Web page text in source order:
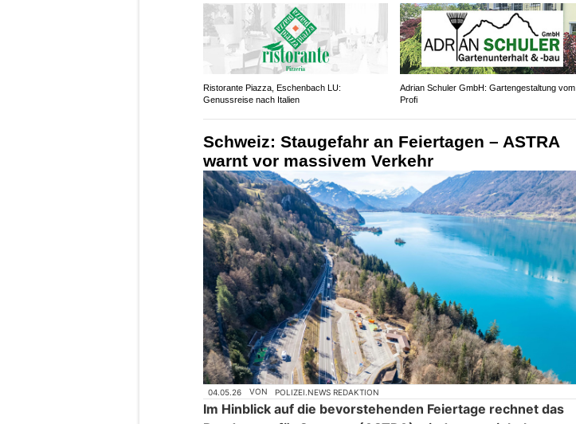
Ristorante Piazza, Eschenbach LU:
Genussreise nach Italien
Adrian Schuler GmbH: Gartengestaltung vom
Profi
Schweiz: Staugefahr an Feiertagen – ASTRA
warnt vor massivem Verkehr
04.05.26 VON POLIZEI.NEWS REDAKTION
Im Hinblick auf die bevorstehenden Feiertage rechnet das